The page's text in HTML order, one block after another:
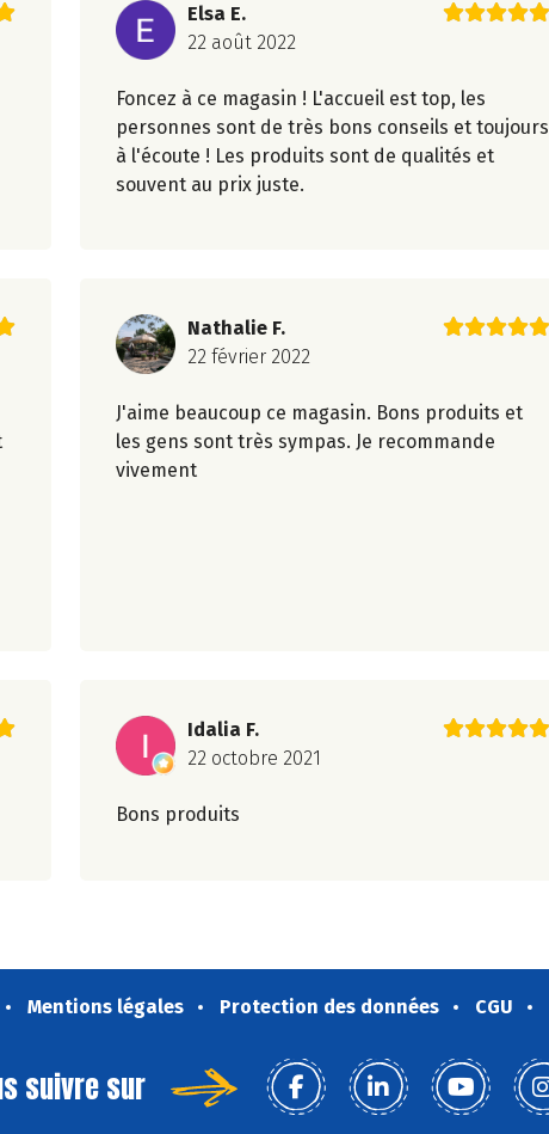
Elsa E.
22 août 2022
Foncez à ce magasin ! L'accueil est top, les
personnes sont de très bons conseils et toujours
à l'écoute ! Les produits sont de qualités et
souvent au prix juste.
Nathalie F.
22 février 2022
J'aime beaucoup ce magasin. Bons produits et
les gens sont très sympas. Je recommande
vivement
Idalia F.
22 octobre 2021
Bons produits
Mentions légales Protection des données CGU
suivre sur